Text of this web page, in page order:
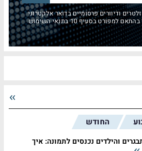
ודיוורים פרסומיים בדואר אלקטרוני
בסעיף 10 בתנאי השימוש
החודש
והילדים נכנסים לתמונה: איך